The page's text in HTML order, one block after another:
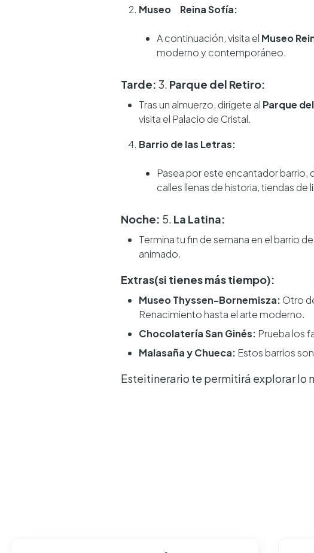
Museo Reina Sofía:
A continuación, visita el Museo
moderno y contemporáneo.
Tarde: 3. Parque del Retiro:
Tras un almuerzo, dirígete al Parque
visita el Palacio de Cristal.
Barrio de las Letras:
Pasea por este encantador
calles llenas de historia, tiendas de
Noche: 5. La Latina:
Termina tu fin de semana en el barrio
animado.
Extras(si tienes más tiempo):
Museo Thyssen-Bornemisza: Otro
Renacimiento hasta el arte moderno.
Chocolatería San Ginés: Prueba los
Malasaña y Chueca: Estos barrios
Esteitinerario te permitirá explorar lo